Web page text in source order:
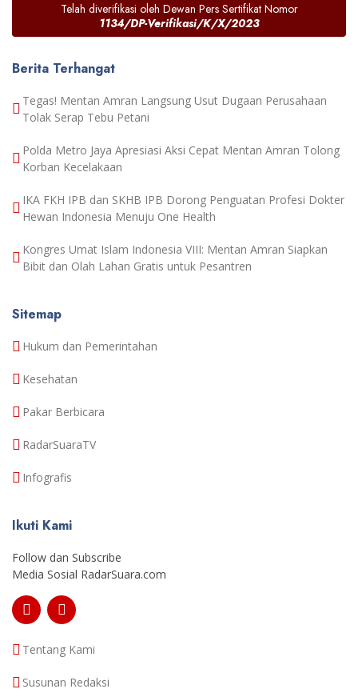
Telah diverifikasi oleh Dewan Pers Sertifikat Nomor
1134/DP-Verifikasi/K/X/2023
Berita Terhangat
Tegas! Mentan Amran Langsung Usut Dugaan Perusahaan
Tolak Serap Tebu Petani
Polda Metro Jaya Apresiasi Aksi Cepat Mentan Amran Tolong
Korban Kecelakaan
IKA FKH IPB dan SKHB IPB Dorong Penguatan Profesi Dokter
Hewan Indonesia Menuju One Health
Kongres Umat Islam Indonesia VIII: Mentan Amran Siapkan
Bibit dan Olah Lahan Gratis untuk Pesantren
Sitemap
Hukum dan Pemerintahan
Kesehatan
Pakar Berbicara
RadarSuaraTV
Infografis
Ikuti Kami
Follow dan Subscribe
Media Sosial RadarSuara.com
Tentang Kami
Susunan Redaksi